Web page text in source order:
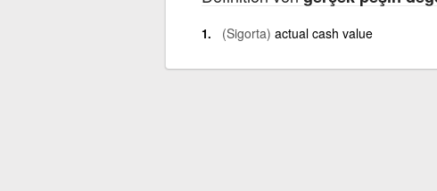
(Sigorta) actual cash value